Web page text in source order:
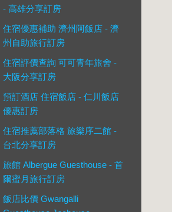
- 高雄分享訂房
住宿優惠補助 濟州阿飯店 - 濟
州自助旅行訂房
住宿評價查詢 可可青年旅舍 -
大阪分享訂房
預訂酒店 住宿飯店 - 仁川飯店
優惠訂房
住宿推薦部落格 旅樂序二館 -
台北分享訂房
旅館 Albergue Guesthouse - 首
爾蜜月旅行訂房
飯店比價 Gwangalli